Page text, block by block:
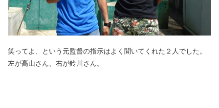
笑ってよ、という元監督の指示はよく聞いてくれた２人でした。
左が髙山さん、右が鈴川さん。